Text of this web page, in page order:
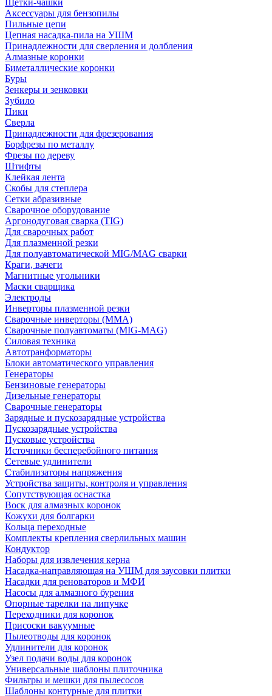
Щетки-чашки
Аксессуары для бензопилы
Пильные цепи
Цепная насадка-пила на УШМ
Принадлежности для сверления и долбления
Алмазные коронки
Биметаллические коронки
Буры
Зенкеры и зенковки
Зубило
Пики
Сверла
Принадлежности для фрезерования
Борфрезы по металлу
Фрезы по дереву
Штифты
Клейкая лента
Скобы для степлера
Сетки абразивные
Сварочное оборудование
Аргонодуговая сварка (TIG)
Для сварочных работ
Для плазменной резки
Для полуавтоматической MIG/MAG сварки
Краги, вачеги
Магнитные угольники
Маски сварщика
Электроды
Инверторы плазменной резки
Сварочные инверторы (MMA)
Сварочные полуавтоматы (MIG-MAG)
Силовая техника
Автотранформаторы
Блоки автоматического управления
Генераторы
Бензиновые генераторы
Дизельные генераторы
Сварочные генераторы
Зарядные и пускозарядные устройства
Пускозарядные устройства
Пусковые устройства
Источники бесперебойного питания
Сетевые удлинители
Стабилизаторы напряжения
Устройства защиты, контроля и управления
Сопутствующая оснастка
Воск для алмазных коронок
Кожухи для болгарки
Кольца переходные
Комплекты крепления сверлильных машин
Кондуктор
Наборы для извлечения керна
Насадка-направляющая на УШМ для заусовки плитки
Насадки для реноваторов и МФИ
Насосы для алмазного бурения
Опорные тарелки на липучке
Переходники для коронок
Присоски вакуумные
Пылеотводы для коронок
Удлинители для коронок
Узел подачи воды для коронок
Универсальные шаблоны плиточника
Фильтры и мешки для пылесосов
Шаблоны контурные для плитки